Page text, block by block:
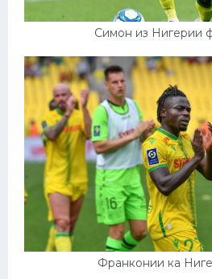
Симон из Нигерии
Франконии ка